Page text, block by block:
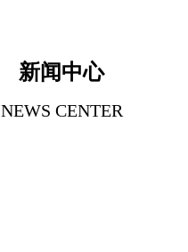
新闻中心
NEWS CENTER